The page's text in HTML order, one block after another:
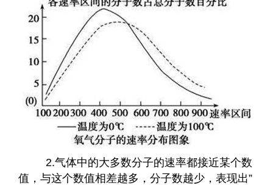
2.气体中的大多数分子的速率都接近某个数
值，与这个数值相差越多，分子数越少，表现出”